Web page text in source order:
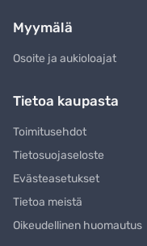
Myymälä
Osoite ja aukioloajat
Tietoa kaupasta
Toimitusehdot
Tietosuojaseloste
Evästeasetukset
Tietoa meistä
Oikeudellinen huomautus